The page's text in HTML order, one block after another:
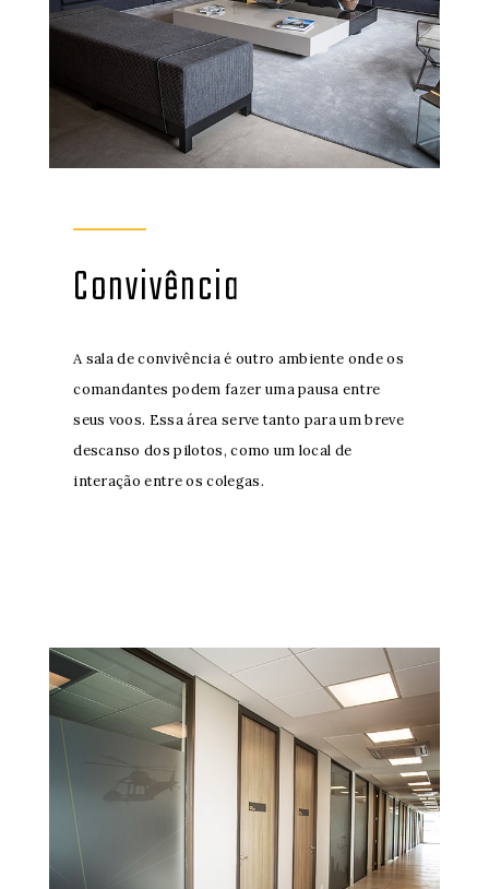
Convivência
A sala de convivência é outro ambiente onde os
comandantes podem fazer uma pausa entre
seus voos. Essa área serve tanto para um breve
descanso dos pilotos, como um local de
interação entre os colegas.